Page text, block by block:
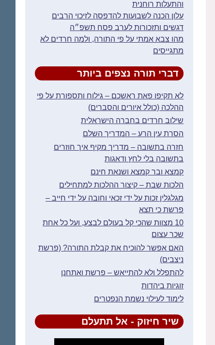
והתעלות רוחנית
עלון הכנה לשבועות להדפסה לזיכוי הרבים
דגשים ותזכורות לערב פסח תשפ״ה
מהו צבא אמתי על פי התורה, ולמה חרדים לא
מתגייסים
דברי תורה נצפים ביותר
לא תקיפו פאת ראשכם – גילוח ותספורת על פי
ההלכה (כולל איורים והסברים)
שילוב חרדים בחברה הישראלית
הסרת עין הרע – המדריך השלם
חזרה בתשובה – מדריך מקיף איך חוזרים
בתשובה בלי לחץ ודאגות
קמצא ובר קמצא ושנאת חינם
הלכות שבת – קיצור ההלכות למתחילים
מגלגלין זכות על ידי זכאי וחובה על ידי חייב –
פרשת כי תצא
10 מצוות שהכי קל בעולם לבצע, ועל כל אחת
שכר עצום
האם אפשר להוכיח את קבלת התורה? (פרשת
ניצבים)
להתפלל ולא להתייאש – פרשת ואתחנן
זוגיות ביהדות
לימוד לעילוי נשמת הנפטרים
שיר חיזוק - אל תתעלם